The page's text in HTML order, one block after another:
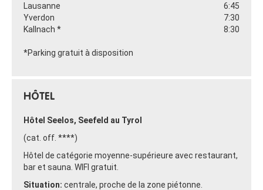
Lausanne
6:45
Yverdon
7:30
Kallnach *
8:30
*Parking gratuit à disposition
HÔTEL
Hôtel Seelos, Seefeld au Tyrol
(cat. off. ****)
Hôtel de catégorie moyenne-supérieure avec restaurant,
bar et sauna. WIFI gratuit.
Situation: centrale, proche de la zone piétonne.